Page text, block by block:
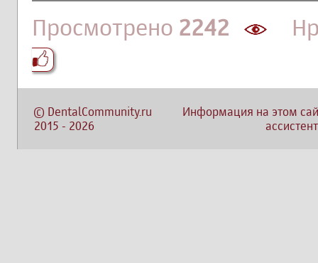
Просмотрено 2242
© DentalCommunity.ru
2015 - 2026
Информация на этом